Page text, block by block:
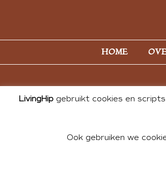
HOME
© 2026 ALL
LivingHip gebruikt cookies en
Ook gebruiken we